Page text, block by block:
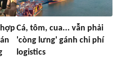
Cá, tôm, cua... vẫn phải
'còng lưng' gánh chi phí
logistics